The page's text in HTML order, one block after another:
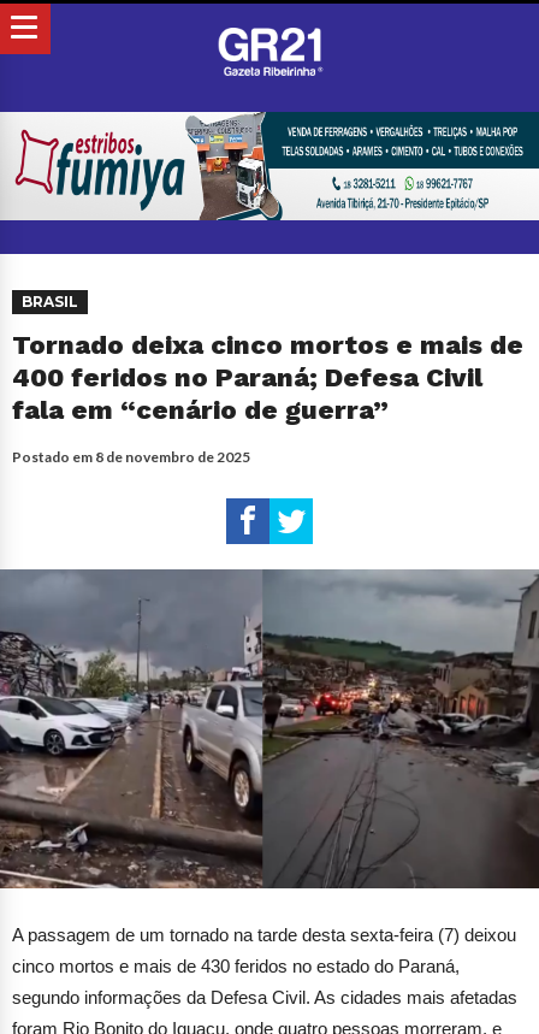
BRASIL
Tornado deixa cinco mortos e mais de
400 feridos no Paraná; Defesa Civil
fala em “cenário de guerra”
Postado em8 de novembro de 2025
A passagem de um tornado na tarde desta sexta-feira (7) deixou
cinco mortos e mais de 430 feridos no estado do Paraná,
segundo informações da Defesa Civil. As cidades mais afetadas
foram Rio Bonito do Iguaçu, onde quatro pessoas morreram, e
Guarapuava, com uma vítima confirmada neste sábado (8).